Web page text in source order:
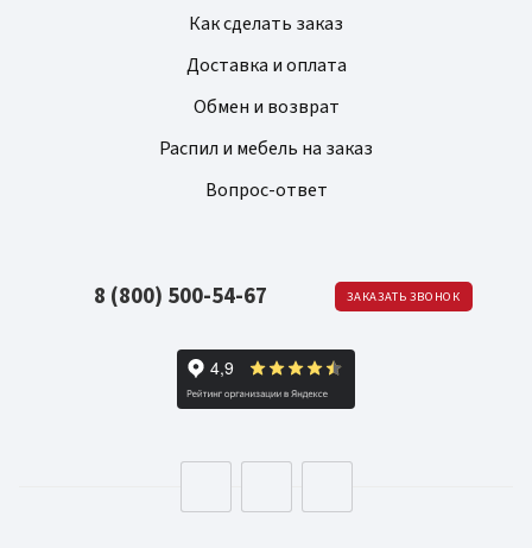
Как сделать заказ
Доставка и оплата
Обмен и возврат
Распил и мебель на заказ
Вопрос-ответ
8 (800) 500-54-67 ЗАКАЗАТЬ ЗВОНОК